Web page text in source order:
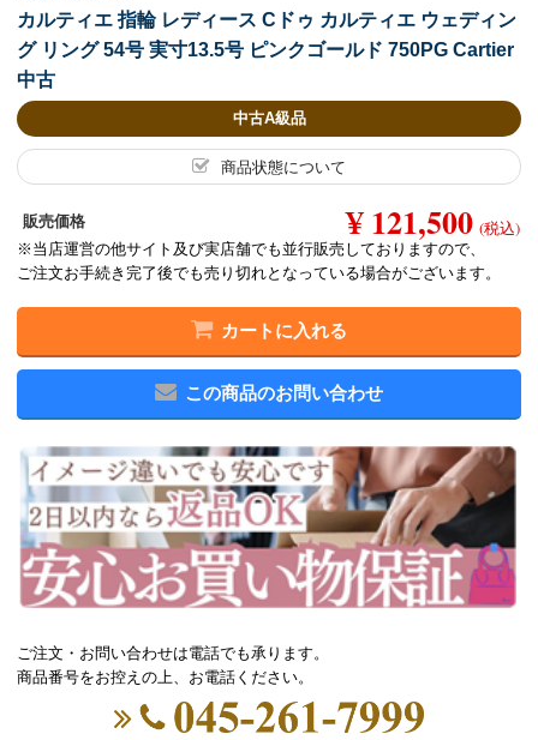
カルティエ 指輪 レディース Cドゥ カルティエ ウェディン
グ リング 54号 実寸13.5号 ピンクゴールド 750PG Cartier
中古
中古A級品
商品状態について
販売価格 ¥ 121,500 (税込)
※当店運営の他サイト及び実店舗でも並行販売しておりますので、
ご注文お手続き完了後でも売り切れとなっている場合がございます。
カートに入れる
この商品のお問い合わせ
ご注文・お問い合わせは電話でも承ります。
商品番号をお控えの上、お電話ください。